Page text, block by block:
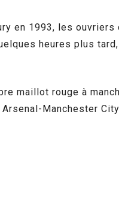
en 1993, les
heures plus
maillot rouge à
Arsenal-Manchester